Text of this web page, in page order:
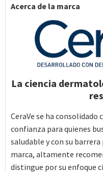
Acerca de la marca
La ciencia
CeraVe se ha
confianza para quienes
saludable y con su
marca, altamente
distingue por su enfoque